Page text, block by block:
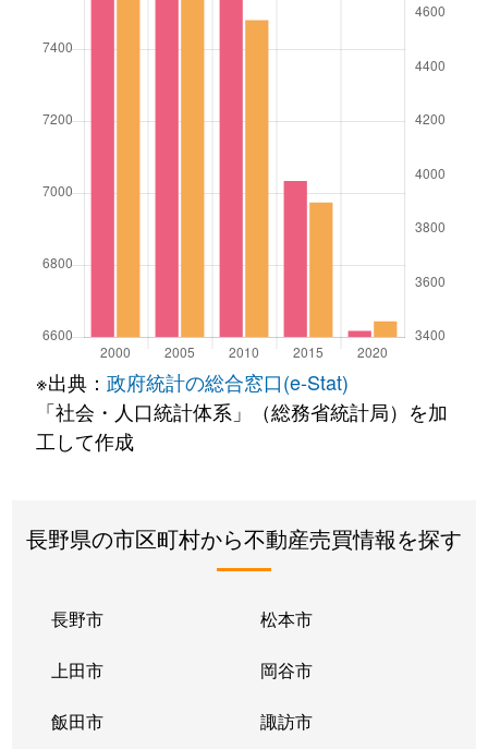
※出典： 政府統計の総合窓口(e-Stat)
「社会・人口統計体系」（総務省統計局）を加
工して作成
長野県の市区町村から不動産売買情報を探す
長野市 松本市
上田市 岡谷市
飯田市 諏訪市